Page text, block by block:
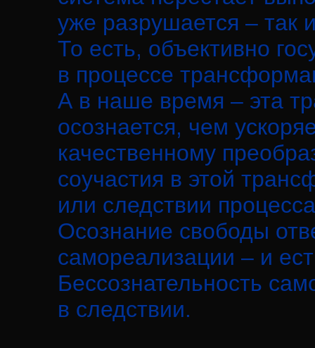
уже разрушается – так
То есть, объективно
в процессе
А в наше время – эта
осознается, чем
качественному
соучастия в этой
или следствии
Осознание свободы
самореализации – и
Бессознательность
в следствии.